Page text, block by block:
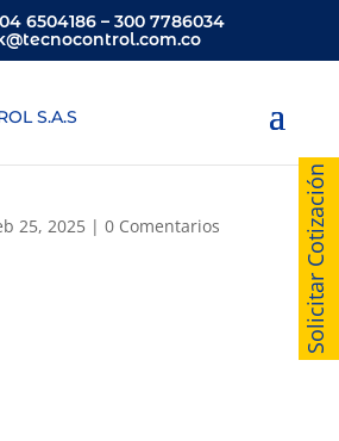
6504186 – 300 7786034
25, 2025| 0 Comentarios Solicitar Cotización